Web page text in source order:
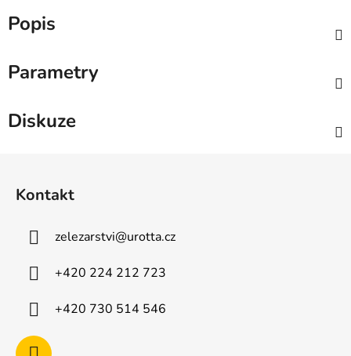
Popis
Parametry
Diskuze
Kontakt
zelezarstvi@urotta.cz
+420 224 212 723
+420 730 514 546